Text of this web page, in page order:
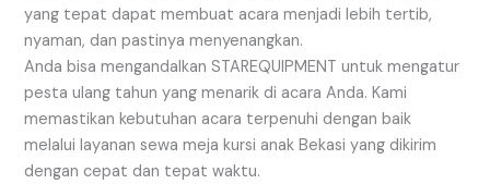
yang tepat dapat membuat acara menjadi lebih tertib,
nyaman, dan pastinya menyenangkan.
Anda bisa mengandalkan STAREQUIPMENT untuk mengatur
pesta ulang tahun yang menarik di acara Anda. Kami
memastikan kebutuhan acara terpenuhi dengan baik
melalui layanan sewa meja kursi anak Bekasi yang dikirim
dengan cepat dan tepat waktu.